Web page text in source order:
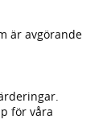
är avgörande
för våra